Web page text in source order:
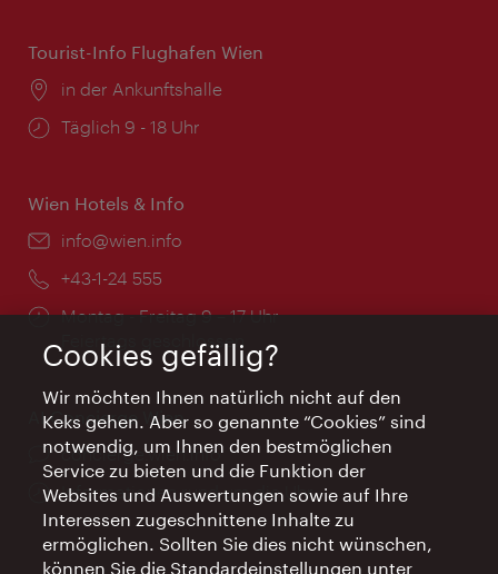
Tourist-Info Flughafen Wien
Ort:
in der Ankunftshalle
Öffnungszeiten:
Täglich 9 - 18 Uhr
Wien Hotels & Info
Email:
info@wien.info
Telefon:
+43-1-24 555
Öffnungszeiten:
Montag - Freitag 9 – 17 Uhr
Feiertags geschlossen
AI Concierge Wien
Ort:
concierge.wien.info
Öffnungszeiten:
Informationen rund um die Uhr
Cookies gefällig?
Wir möchten Ihnen natürlich nicht auf den
Keks gehen. Aber so genannte “Cookies” sind
notwendig, um Ihnen den bestmöglichen
Service zu bieten und die Funktion der
Websites und Auswertungen sowie auf Ihre
Interessen zugeschnittene Inhalte zu
ermöglichen. Sollten Sie dies nicht wünschen,
können Sie die Standardeinstellungen unter